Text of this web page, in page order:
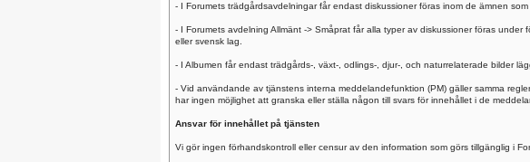
- I Forumets trädgårdsavdelningar får endast diskussioner föras inom de ämnen
- I Forumets avdelning Allmänt -> Småprat får alla typer av diskussioner föras
eller svensk lag.
- I Albumen får endast trädgårds-, växt-, odlings-, djur-, och naturrelaterade bilder
- Vid användande av tjänstens interna meddelandefunktion (PM) gäller samma
har ingen möjlighet att granska eller ställa någon till svars för innehållet i de
Ansvar för innehållet på tjänsten
Vi gör ingen förhandskontroll eller censur av den information som görs tillgänglig i